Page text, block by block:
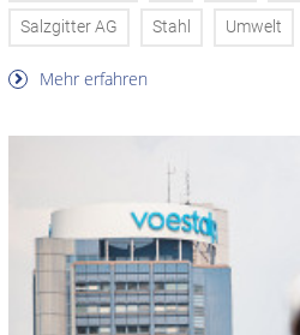
Salzgitter AG Stahl Umwelt
Mehr erfahren